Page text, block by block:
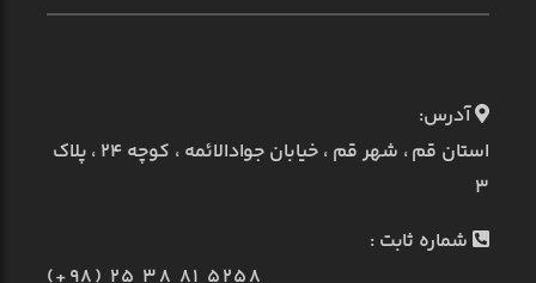
آدرس:
استان قم ، شهر قم ، خیابان جوادالائمه ، کوچه ۲۴ ، پلاک
۳
شماره ثابت :